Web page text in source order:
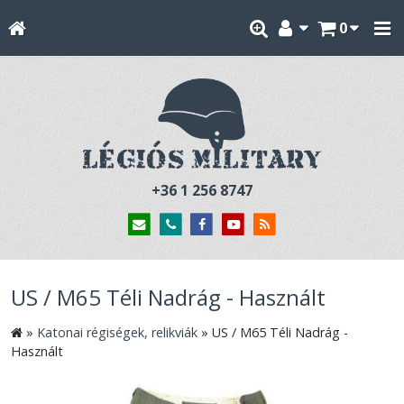
0
+36 1 256 8747
US / M65 Téli Nadrág - Használt
» Katonai régiségek, relikviák » US / M65 Téli Nadrág -
Használt